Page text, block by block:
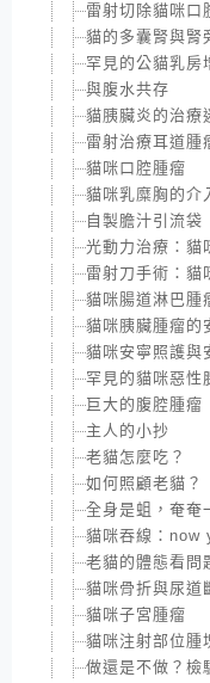
雷射切除貓咪口
貓的多囊腎與
罕見的公貓乳房
與腹水共存
貓胰臟炎的治療
雷射治療耳道腫
貓咪口腔腫瘤
貓咪乳糜胸的
自製膽汁引流袋
光動力治療：貓
雷射刀手術：貓
貓咪腸道淋巴腫
貓咪胰臟腫瘤的
貓咪安寧照護與
罕見的貓咪惡性
巨大的腹腔腫瘤
主人的小抄
老貓怎麼吃？
如何照顧老貓？
全身是蛆，奄奄
貓咪吞線：now
老貓的體態看問
貓咪骨折與尿道
貓咪子宮腫瘤
貓咪注射部位
做還是不做？檢